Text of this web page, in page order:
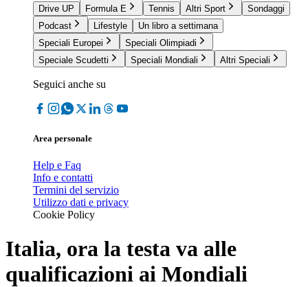
Drive UP
Formula E Tennis Altri Sport
Sondaggi
Podcast
Lifestyle
Un libro a settimana
Speciali Europei
Speciali Olimpiadi
Speciale Scudetti
Speciali Mondiali Altri Speciali
Seguici anche su
Area personale
Help e Faq
Info e contatti
Termini del servizio
Utilizzo dati e privacy
Cookie Policy
Italia, ora la testa va alle
qualificazioni ai Mondiali